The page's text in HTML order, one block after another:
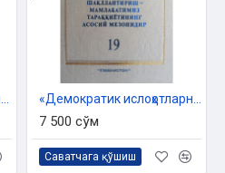
7 500 сўм
Саватчага қўшиш